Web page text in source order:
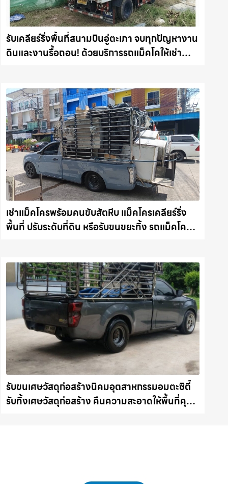
รับเคลียร์ริ่งพื้นที่สนามบินอู่ตะเภา จบทุกปัญหางาน
ดินและงานรื้อถอน! ด้วยบริการรถแม็คโคให้เช่า
เช่าแม็คโครพร้อมคนขับสัตหีบ แม็คโครเคลียร์ริ่ง
พื้นที่ ปรับระดับที่ดิน หรือรับขนขยะทิ้ง รถแม็คโคร
รับขนเศษวัสดุก่อสร้างนิคมอุตสาหกรรมอมตะซิตี้
รับทิ้งเศษวัสดุก่อสร้าง คืนความสะอาดให้พื้นที่คุณ